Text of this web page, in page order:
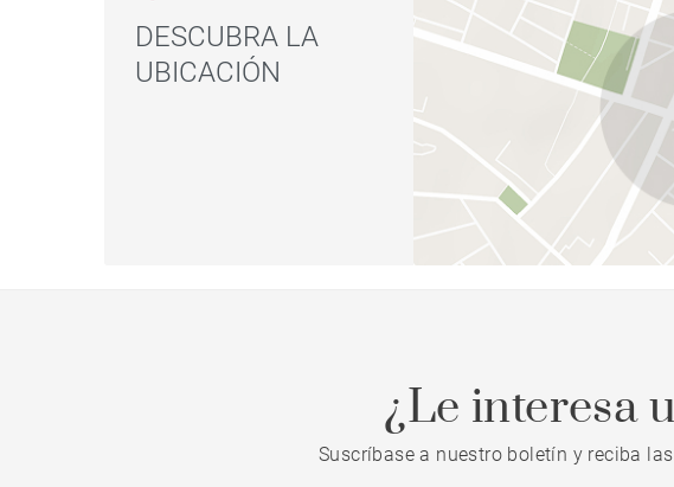
DESCUBRA LA
UBICACIÓN
¿Le interesa
Suscríbase a nuestro boletín y reciba